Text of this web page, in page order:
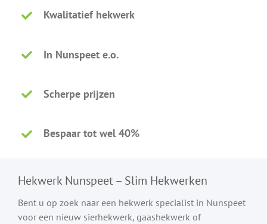
Kwalitatief hekwerk
In Nunspeet e.o.
Scherpe prijzen
Bespaar tot wel 40%
Hekwerk Nunspeet – Slim Hekwerken
Bent u op zoek naar een hekwerk specialist in Nunspeet
voor een nieuw sierhekwerk, gaashekwerk of